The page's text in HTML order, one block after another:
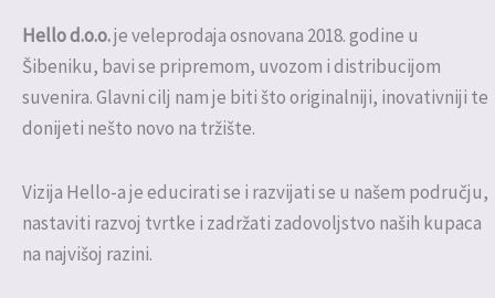
Hello d.o.o.je veleprodaja osnovana 2018. godine u
Šibeniku, bavi se pripremom, uvozom i distribucijom
suvenira. Glavni cilj nam je biti što originalniji, inovativniji te
donijeti nešto novo na tržište.
Vizija Hello-a je educirati se i razvijati se u našem području,
nastaviti razvoj tvrtke i zadržati zadovoljstvo naših kupaca
na najvišoj razini.